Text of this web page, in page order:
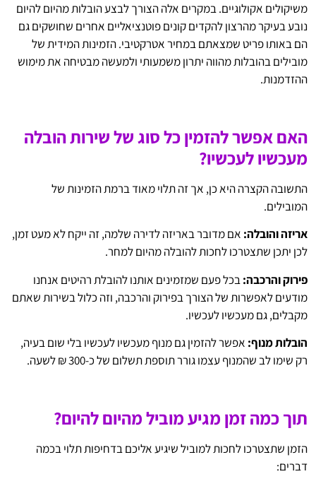
משיקולים אקולוגיים. במקרים אלה הצורך לבצע הובלות מהיום להיום
נובע בעיקר מהרצון להקדים קונים פוטנציאליים אחרים שחושקים גם
הם באותו פריט שמצאתם במחיר אטרקטיבי. הזמינות המידית של
מובילים בהובלות מהווה יתרון משמעותי ולמעשה מבטיחה את מימוש
ההזדמנות.
האם אפשר להזמין כל סוג של שירות הובלה
מעכשיו לעכשיו?
התשובה הקצרה היא כן, אך זה תלוי מאוד ברמת הזמינות של
המובילים.
אריזה והובלה: אם מדובר באריזה לדירה שלמה, זה ייקח לא מעט זמן,
לכן יתכן שתצטרכו לחכות להובלה מהיום למחר.
פירוק והרכבה:בכל פעם שמזמינים אותנו להובלת רהיטים אנחנו
מודעים לאפשרות של הצורך בפירוק והרכבה, וזה כלול בשירות שאתם
מקבלים, גם מעכשיו לעכשיו.
הובלות מנוף: אפשר להזמין גם מנוף מעכשיו לעכשיו בלי שום בעיה,
רק שימו לב שהמנוף עצמו גורר תוספת תשלום של כ-300 ₪ לשעה.
תוך כמה זמן מגיע מוביל מהיום להיום?
הזמן שתצטרכו לחכות למוביל שיגיע אליכם בדחיפות תלוי בכמה
דברים: